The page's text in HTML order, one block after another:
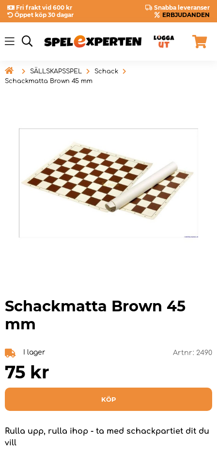
Fri frakt vid 600 kr
Snabba leveranser
Öppet köp 30 dagar
ERBJUDANDEN
 SÄLLSKAPSSPEL
Schack
Schackmatta Brown 45 mm
Schackmatta Brown 45
mm
I lager Artnr: 2490
75 kr
KÖP
Rulla upp, rulla ihop - ta med schackpartiet dit du
vill